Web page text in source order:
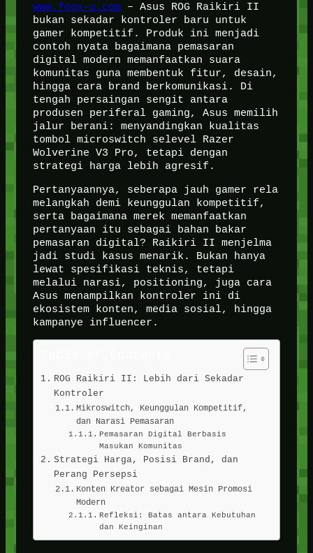
www.foox-u.com– Asus ROG Raikiri II
bukan sekadar kontroler baru untuk
gamer kompetitif. Produk ini menjadi
contoh nyata bagaimana pemasaran
digital modern memanfaatkan suara
komunitas guna membentuk fitur, desain,
hingga cara brand berkomunikasi. Di
tengah persaingan sengit antara
produsen periferal gaming, Asus memilih
jalur berani: menyandingkan kualitas
tombol microswitch selevel Razer
Wolverine V3 Pro, tetapi dengan
strategi harga lebih agresif.
Pertanyaannya, seberapa jauh gamer rela
melangkah demi keunggulan kompetitif,
serta bagaimana merek memanfaatkan
pertanyaan itu sebagai bahan bakar
pemasaran digital? Raikiri II menjelma
jadi studi kasus menarik. Bukan hanya
lewat spesifikasi teknis, tetapi
melalui narasi, positioning, juga cara
Asus menampilkan kontroler ini di
ekosistem konten, media sosial, hingga
kampanye influencer.
ROG Raikiri II: Lebih dari Sekadar
Kontroler
Mikroswitch, Keunggulan Kompetitif,
dan Narasi Pemasaran
Pemasaran Digital Berbasis
Masukan Komunitas
Strategi Harga, Posisi Brand, dan
Perang Persepsi
Konten Kreator sebagai Mesin Promosi
Modern
Refleksi: Batas antara Kebutuhan
dan Keinginan